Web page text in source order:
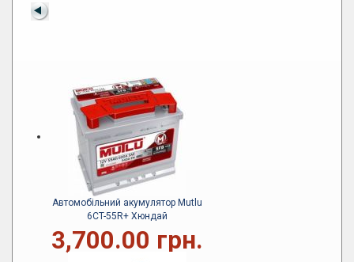
Автомобільний акумулятор Mutlu
6CT-55R+ Хюндай
3,700.00 грн.